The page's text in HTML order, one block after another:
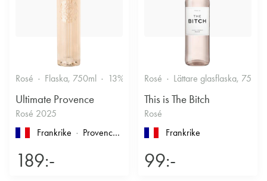
Rosé Flaska, 750ml 13% Friskt & Bärigt
Ultimate Provence
Rosé 2025
Frankrike
Provence , Côtes de Provence
189:-
Rosé Lättare glasflaska, 750ml
This is The Bitch
Rosé
Frankrike
99:-